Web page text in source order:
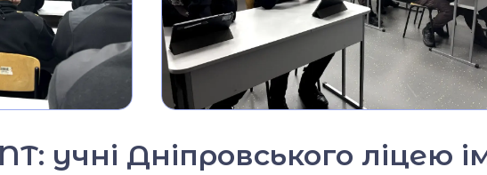
Фото та відео галерея
Віртуальний тур
Відеопроект
"Вихователі ліцею"
Відеопроєкт
учні Дніпровського ліцею